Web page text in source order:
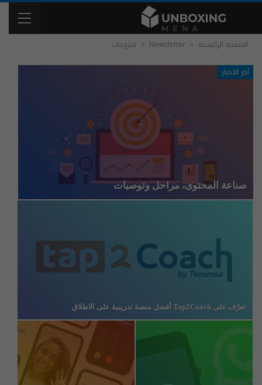
الصفحة الرئيسية Newsletter شروحات
آخر الاخبار
صناعة المحتوى، مراحل وتوصيات
تعرّف على Tap2Coach أفضل منصة تدريبية على الاطلاق